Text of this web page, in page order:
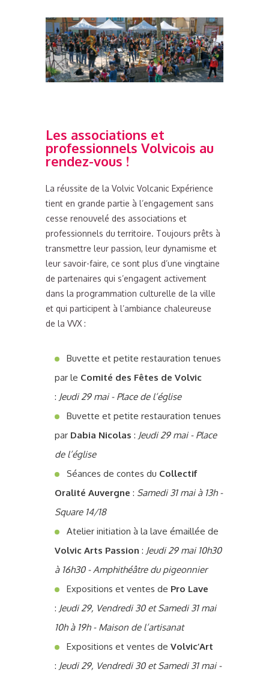
Les associations et
professionnels Volvicois au
rendez-vous !
La réussite de la Volvic Volcanic Expérience
tient en grande partie à l’engagement sans
cesse renouvelé des associations et
professionnels du territoire. Toujours prêts à
transmettre leur passion, leur dynamisme et
leur savoir-faire, ce sont plus d’une vingtaine
de partenaires qui s’engagent activement
dans la programmation culturelle de la ville
et qui participent à l’ambiance chaleureuse
de la VVX :
Buvette et petite restauration tenues
par le Comité des Fêtes de Volvic
: Jeudi 29 mai - Place de l’église
Buvette et petite restauration tenues
par Dabia Nicolas : Jeudi 29 mai - Place
de l’église
Séances de contes du Collectif
Oralité Auvergne : Samedi 31 mai à 13h -
Square 14/18
Atelier initiation à la lave émaillée de
Volvic Arts Passion: Jeudi 29 mai 10h30
à 16h30 - Amphithéâtre du pigeonnier
Expositions et ventes de Pro Lave
: Jeudi 29, Vendredi 30 et Samedi 31 mai
10h à 19h - Maison de l’artisanat
Expositions et ventes deVolvic’Art
: Jeudi 29, Vendredi 30 et Samedi 31 mai -